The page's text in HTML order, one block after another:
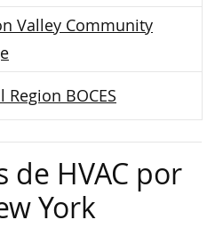
Valley Community
Region BOCES
de HVAC por
York